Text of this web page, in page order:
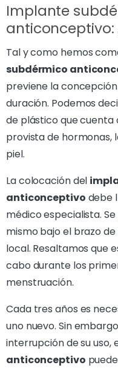
Implante
anticonceptivo:
Tal y como hemos
subdérmico
previene la
duración. Podemos
de plástico que cuenta
provista de hormonas,
piel.
La colocación del
anticonceptivo debe
médico especialista.
mismo bajo el brazo
local. Resaltamos que
cabo durante los
menstruación.
Cada tres años es
uno nuevo. Sin
interrupción de su uso,
anticonceptivo